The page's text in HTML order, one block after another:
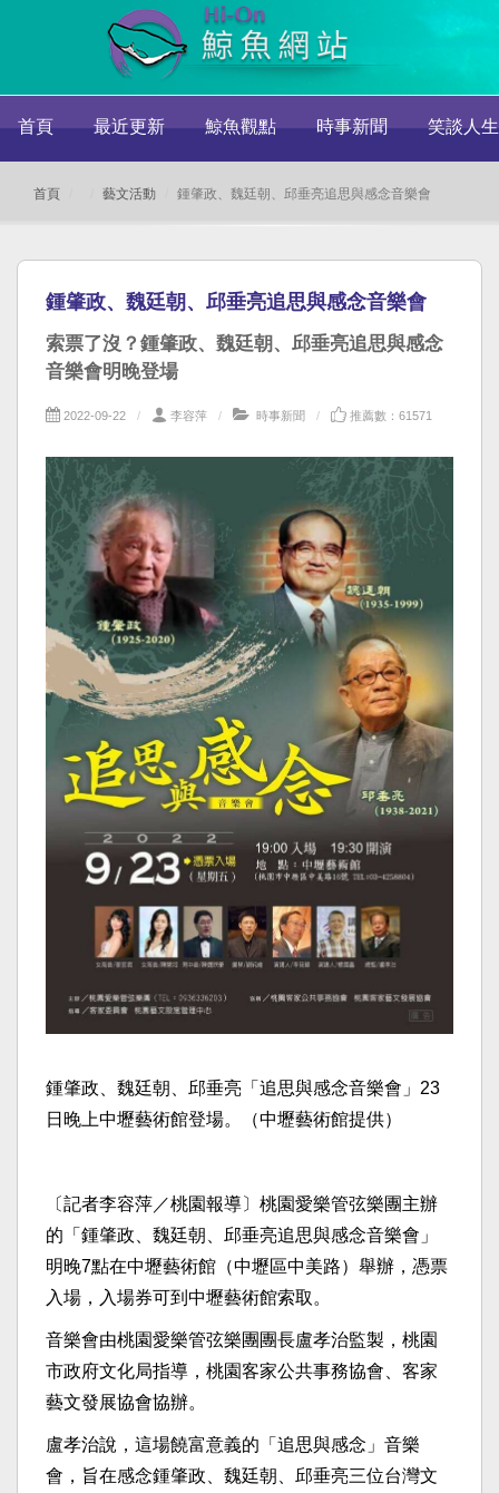
首頁 最近更新 鯨魚觀點 時事新聞 笑談人生
首頁 藝文活動 鍾肇政、魏廷朝、邱垂亮追思與感念音樂會
鍾肇政、魏廷朝、邱垂亮追思與感念音樂會
索票了沒？鍾肇政、魏廷朝、邱垂亮追思與感念
音樂會明晚登場
2022-09-22 李容萍 時事新聞 推薦數：61571
鍾肇政、魏廷朝、邱垂亮「追思與感念音樂會」23
日晚上中壢藝術館登場。（中壢藝術館提供）
〔記者李容萍／桃園報導〕桃園愛樂管弦樂團主辦
的「鍾肇政、魏廷朝、邱垂亮追思與感念音樂會」
明晚7點在中壢藝術館（中壢區中美路）舉辦，憑票
入場，入場券可到中壢藝術館索取。
音樂會由桃園愛樂管弦樂團團長盧孝治監製，桃園
市政府文化局指導，桃園客家公共事務協會、客家
藝文發展協會協辦。
盧孝治說，這場饒富意義的「追思與感念」音樂
會，旨在感念鍾肇政、魏廷朝、邱垂亮三位台灣文